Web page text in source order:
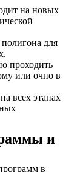
на новых
для
проходить
или очно в
всех этапах
и
в